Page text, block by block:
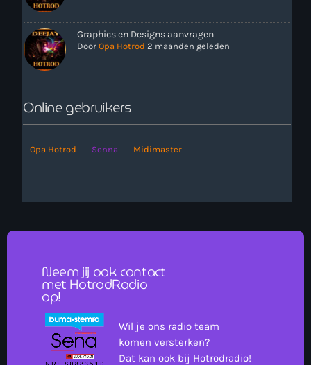
Graphics en Designs aanvragen
Door Opa Hotrod 2 maanden geleden
Online gebruikers
Opa Hotrod Senna Midimaster
Neem jij ook contact
met HotrodRadio
op!
Wil je ons radio team
komen versterken?
Dat kan ook bij Hotrodradio!